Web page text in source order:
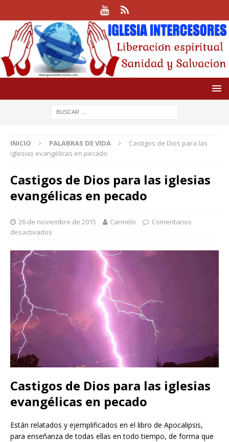
INICIO PALABRAS DE VIDA
Castigos de Dios para las
iglesias evangélicas en pecado
Castigos de Dios para las iglesias
evangélicas en pecado
26 de noviembre de 2015 Carmelo
Comentarios
desactivados
Castigos de Dios para las iglesias
evangélicas en pecado
Están relatados y ejemplificados en el libro de Apocalipsis,
para enseñanza de todas ellas en todo tiempo, de forma que